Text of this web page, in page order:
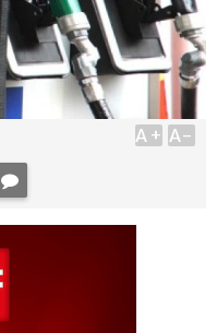
A+ A-